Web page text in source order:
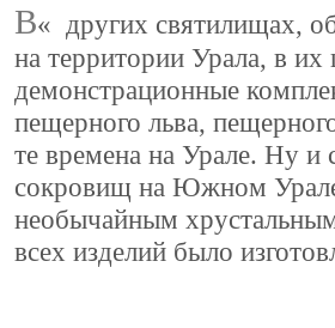
В
других святилищах,
на территории Урала, в их
демонстрационные
пещерного льва,
те времена на Урале. Ну и
сокровищ на Южном
необычайным
всех изделий было